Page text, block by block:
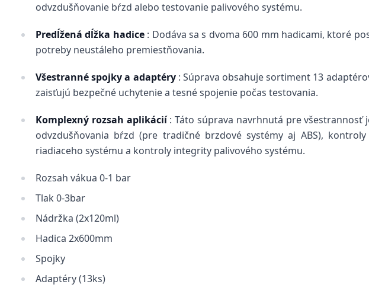
odvzdušňovanie bŕzd alebo testovanie palivového systému.
Predĺžená dĺžka hadice: Dodáva sa s dvoma 600 mm hadicami, ktoré
potreby neustáleho premiestňovania.
Všestranné spojky a adaptéry: Súprava obsahuje sortiment 13
zaisťujú bezpečné uchytenie a tesné spojenie počas testovania.
Komplexný rozsah aplikácií: Táto súprava navrhnutá pre všestrannosť
odvzdušňovania bŕzd (pre tradičné brzdové systémy aj ABS),
riadiaceho systému a kontroly integrity palivového systému.
Rozsah vákua 0-1 bar
Tlak 0-3bar
Nádržka (2x120ml)
Hadica 2x600mm
Spojky
Adaptéry (13ks)